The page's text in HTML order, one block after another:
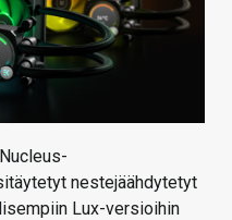
nestejäähdytetyt
Lux-versioihin